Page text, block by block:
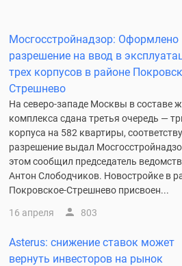
Мосгосстройнадзор: Оформлено
разрешение на ввод в
трех корпусов в районе
Стрешнево
На северо-западе Москвы в составе
комплекса сдана третья очередь —
корпуса на 582 квартиры,
разрешение выдал
этом сообщил председатель
Антон Слободчиков. Новостройке в
Покровское-Стрешнево присвоен...
16 апреля 803
Asterus: снижение ставок может
вернуть инвесторов на рынок